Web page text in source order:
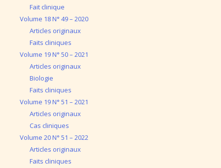
Fait clinique
Volume 18 N° 49 – 2020
Articles originaux
Faits cliniques
Volume 19 N° 50 – 2021
Articles originaux
Biologie
Faits cliniques
Volume 19 N° 51 – 2021
Articles originaux
Cas cliniques
Volume 20 N° 51 – 2022
Articles originaux
Faits cliniques